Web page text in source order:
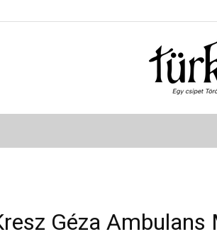
Géza Ambulans